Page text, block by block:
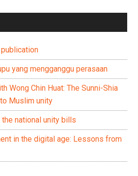
yang mengganggu perasaan
Wong Chin Huat: The Sunni-Shia
Muslim unity
national unity bills
in the digital age: Lessons from